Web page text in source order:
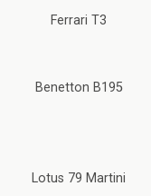
Ferrari T3
Benetton B195
Lotus 79 Martini